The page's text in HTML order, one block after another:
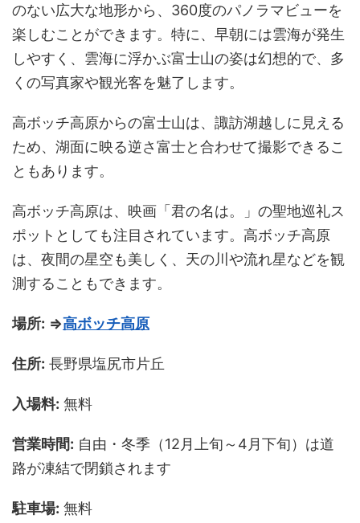
のない広大な地形から、360度のパノラマビューを
楽しむことができます。特に、早朝には雲海が発生
しやすく、雲海に浮かぶ富士山の姿は幻想的で、多
くの写真家や観光客を魅了します。
高ボッチ高原からの富士山は、諏訪湖越しに見える
ため、湖面に映る逆さ富士と合わせて撮影できるこ
ともあります。
高ボッチ高原は、映画「君の名は。」の聖地巡礼ス
ポットとしても注目されています。高ボッチ高原
は、夜間の星空も美しく、天の川や流れ星などを観
測することもできます。
場所: ⇒高ボッチ高原
住所: 長野県塩尻市片丘
入場料: 無料
営業時間: 自由・冬季（12月上旬～4月下旬）は道
路が凍結で閉鎖されます
駐車場: 無料